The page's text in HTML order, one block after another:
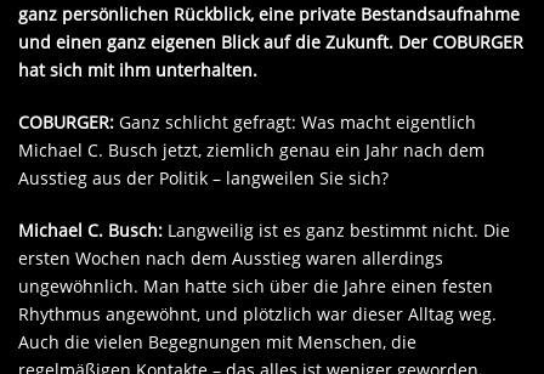
ganz persönlichen Rückblick, eine private Bestandsaufnahme
und einen ganz eigenen Blick auf die Zukunft. Der COBURGER
hat sich mit ihm unterhalten.
COBURGER: Ganz schlicht gefragt: Was macht eigentlich
Michael C. Busch jetzt, ziemlich genau ein Jahr nach dem
Ausstieg aus der Politik – langweilen Sie sich?
Michael C. Busch: Langweilig ist es ganz bestimmt nicht. Die
ersten Wochen nach dem Ausstieg waren allerdings
ungewöhnlich. Man hatte sich über die Jahre einen festen
Rhythmus angewöhnt, und plötzlich war dieser Alltag weg.
Auch die vielen Begegnungen mit Menschen, die
regelmäßigen Kontakte – das alles ist weniger geworden.